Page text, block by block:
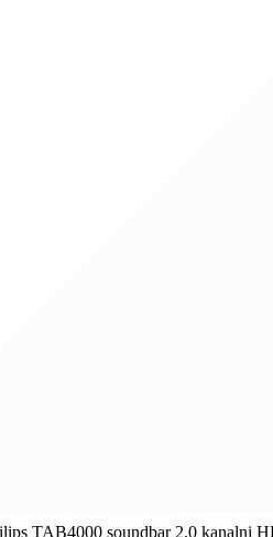
TAB4000 soundbar 2.0 kanalni